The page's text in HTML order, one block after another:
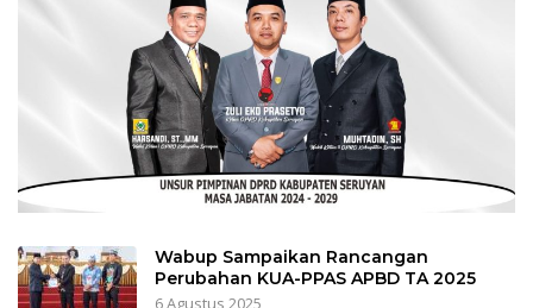
Wabup Sampaikan Rancangan
Perubahan KUA-PPAS APBD TA 2025
6 Agustus 2025